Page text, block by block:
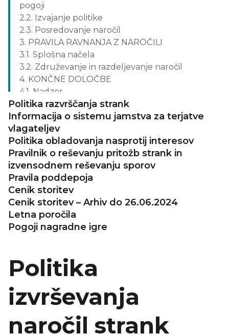
pogoji
2.2. Izvajanje politike
2.3. Posredovanje naročil
3. PRAVILA RAVNANJA Z NAROČILI
3.1. Splošna načela
3.2. Združevanje in razdeljevanje naročil
4. KONČNE DOLOČBE
4.1. Nadzor
4.2. Obveščanje strank
4.3. Končne določbe
Politika razvrščanja strank
Informacija o sistemu jamstva za terjatve
vlagateljev
Politika obladovanja nasprotij interesov
Pravilnik o reševanju pritožb strank in
izvensodnem reševanju sporov
Pravila poddepoja
Cenik storitev
Cenik storitev – Arhiv do 26.06.2024
Letna poročila
Pogoji nagradne igre
Politika
izvrševanja
naročil strank